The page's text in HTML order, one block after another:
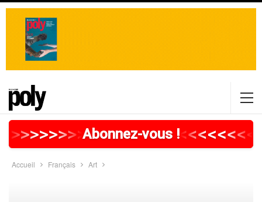
>>>>>>>>>>>>>>>>>
Abonnez-vous !<<<<<<<<
Accueil Français Art